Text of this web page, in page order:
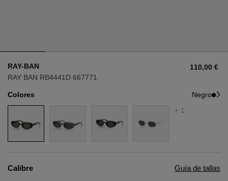
AVIADOR
OJO DE GATO
RECTANGULAR/CUADRADA
REDONDA/OVALADA
AVIADOR
OJO DE GATO
RECTANGULAR/CUADRADA
REDONDA/OVALADA
RAY-BAN
RAY BAN RB4441D 667771
110,00 €
Colores
Negro
+ 1
Calibre Guía de tallas